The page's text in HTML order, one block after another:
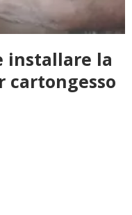
installare la
cartongesso